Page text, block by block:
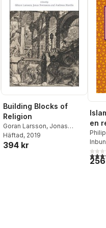
röster:
Building Blocks of
Religion
Goran Larsson, Jonas
Svensson,Andreas Nordin
Häftad, 2019
394 kr
en
5,0